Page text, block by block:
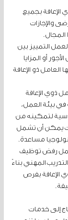
الإعاقة بجميع
والإجازات
المجال.
التمييز بين
أو المزايا
العامل ذو الإعاقة
ذوي الإعاقة
بيئة العمل،
لتمكينه من
يمكن أن تشمل
مساعدة.
رفض توظيف
المهني بناءً
الإعاقة بفرص
إلى خدمات